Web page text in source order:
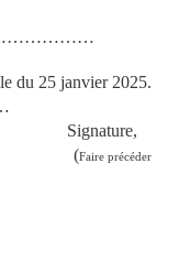
du 25 janvier 2025.
Signature,
Faire précéder